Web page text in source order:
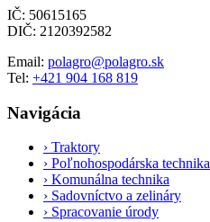
IČ: 50615165
DIČ: 2120392582
Email: polagro@polagro.sk
Tel: +421 904 168 819
Navigácia
› Traktory
› Poľnohospodárska technika
› Komunálna technika
› Sadovníctvo a zelináry
› Spracovanie úrody